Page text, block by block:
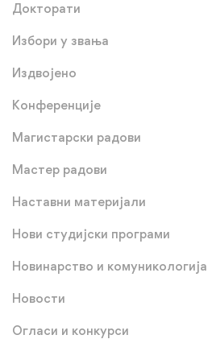
Докторати
Избори у звања
Издвојено
Конференције
Магистарски радови
Мастер радови
Наставни материјали
Нови студијски програми
Новинарство и комуникологија
Новости
Огласи и конкурси